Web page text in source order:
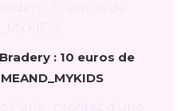
: 10 euros de